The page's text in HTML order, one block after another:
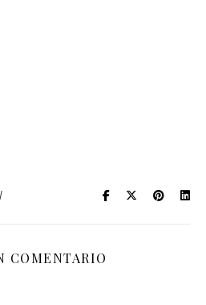
COMENTARIO